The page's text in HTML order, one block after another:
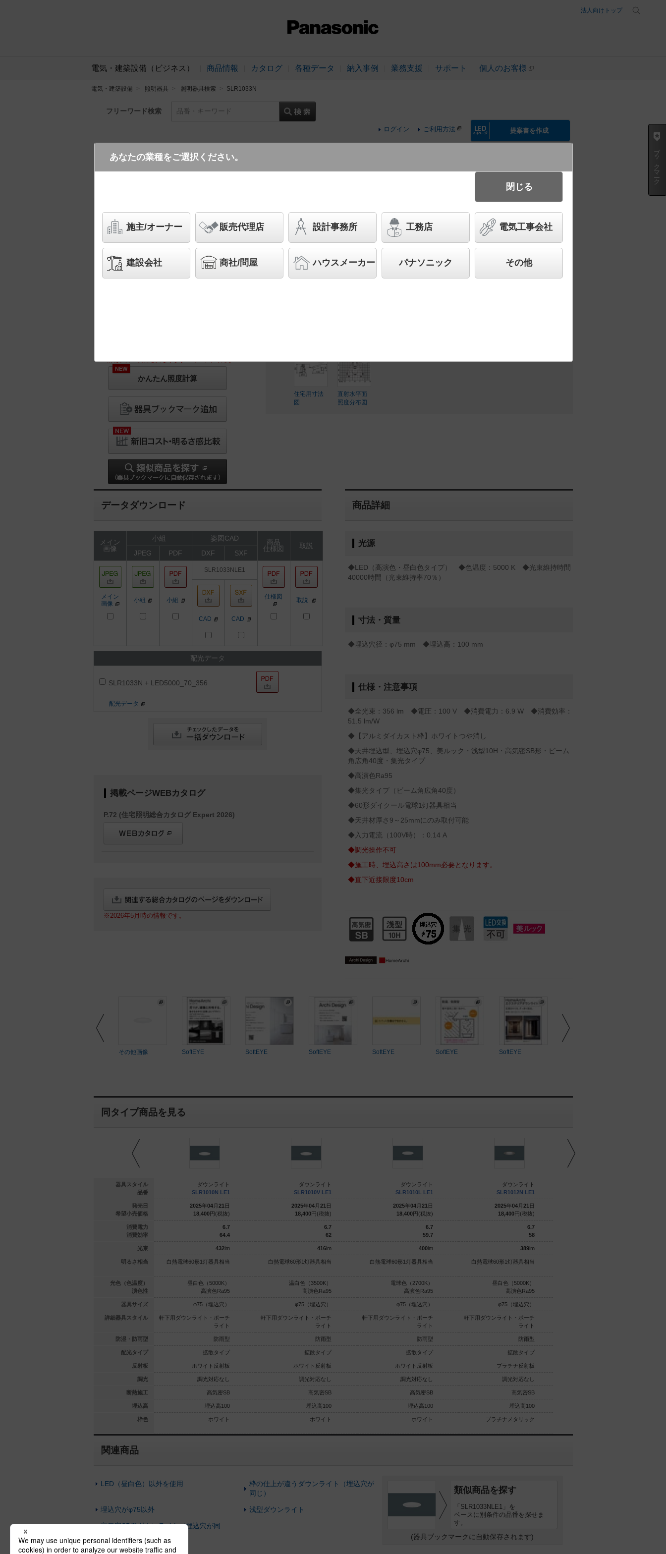
法人向けトップ
電気・建築設備（ビジネス） 商品情報 カタログ 各種データ 納入事例 業務支援 サポート 個人のお客様
電気・建築設備 照明器具 照明器具検索 SLR1033N
フリーワード検索 品番・キーワード
ログイン ご利用方法 提案書を作成
SLR1033N LE1
※画像は実際の商品と異なりますのでご了承ください
NEW
かんたん照度計算
天井埋込型 LED（昼白色） エクステリア ダウンライト・ソフトグレアレス
ダウンライト 美ルック・浅型10H・高気密SB形・ビーム角広角40度・集光タイ
プ 防雨型／埋込穴φ75 HomeArchi（ホームアーキ） 110Vダイクール電球
60形1灯器具相当
案する商品群です）
住宅用寸法
図
直射水平面
照度分布図
データダウンロード
メイン
画像
小組 姿図CAD
商品
仕様図
取説
JPEG
PDF DXF SXF
メイン
画像
小組 小組
SLR1033NLE1
仕様図 取説
CAD CAD
配光データ
SLR1033N + LED5000_70_356
配光データ
掲載ページWEBカタログ
P.72 (住宅照明総合カタログ Expert 2026)
※2026年5月時の情報です。
商品詳細
光源
◆LED（高演色・昼白色タイプ） ◆色温度：5000 K ◆光束維持時間
40000時間（光束維持率70％）
寸法・質量
◆埋込穴径：φ75 mm ◆埋込高：100 mm
仕様・注意事項
◆全光束：356 lm ◆電圧：100 V ◆消費電力：6.9 W ◆消費効率：
51.5 lm/W
◆【アルミダイカスト枠】ホワイトつや消し
◆天井埋込型、埋込穴φ75、美ルック・浅型10H・高気密SB形・ビーム
角広角40度・集光タイプ
◆高演色Ra95
◆集光タイプ（ビーム角広角40度）
◆60形ダイクール電球1灯器具相当
◆天井材厚さ9～25mmにのみ取付可能
◆入力電流（100V時）：0.14 A
◆調光操作不可
◆施工時、埋込高さは100mm必要となります。
◆直下近接限度10cm
その他画像 SoftEYE SoftEYE SoftEYE SoftEYE SoftEYE SoftEYE
同タイプ商品を見る
器具スタイル
品番
発売日
希望小売価格
消費電力
消費効率
光束
明るさ相当
光色（色温度）
演色性
器具サイズ
詳細器具スタイル
防湿・防雨型
配光タイプ
反射板
調光
断熱施工
埋込高
枠色
ダウンライト
円(税抜)
6.7
32.6
110Vダイクール電球60形1灯器
温白色（3500K）
φ75（埋込穴）
軒下用ダウンライト・ポーチ
防雨型
集光タイプ
高気密SB
ダウンライト
SLR1010N LE1
2025年04月 21 日
18,400円(税抜)
6.7
64.4
432lm
白熱電球60形1灯器具相当
昼白色（5000K）
高演色Ra95
φ75（埋込穴）
軒下用ダウンライト・ポーチ
ライト
防雨型
拡散タイプ
ホワイト反射板
調光対応なし
高気密SB
埋込高100
ホワイト
ダウンライト
SLR1010V LE1
2025年04月 21 日
18,400円(税抜)
6.7
62
416lm
白熱電球60形1灯器具相当
温白色（3500K）
高演色Ra95
φ75（埋込穴）
軒下用ダウンライト・ポーチ
ライト
防雨型
拡散タイプ
ホワイト反射板
調光対応なし
高気密SB
埋込高100
ホワイト
ダウンライト
SLR1010L LE1
2025年04月 21 日
18,400円(税抜)
6.7
59.7
400lm
白熱電球60形1灯器具相当
電球色（2700K）
高演色Ra95
φ75（埋込穴）
軒下用ダウンライト・ポーチ
ライト
防雨型
拡散タイプ
ホワイト反射板
調光対応なし
高気密SB
埋込高100
ホワイト
ダウンライト
SLR1012N LE1
2025年04月 21 日
18,400円(税抜)
6.7
58
389lm
白熱電球60形1灯器具相当
昼白色（5000K）
高演色Ra95
φ75（埋込穴）
軒下用ダウンライト・ポーチ
ライト
防雨型
拡散タイプ
プラチナ反射板
調光対応なし
高気密SB
埋込高100
プラチナメタリック
関連商品
LED（昼白色）以外を使用
枠の仕上が違うダウンライト（埋込穴が
同じ）
埋込穴がφ75以外 浅型ダウンライト
高気密SB形ダウンライト（埋込穴が同
類似商品を探す
「SLR1033NLE1」を
ベースに別条件の品番を探せま
す。
(器具ブックマークに自動保存されます)
ブックマーク
あなたの業種をご選択ください。
施主/オーナー 販売代理店 設計事務所 工務店 電気工事会社
建設会社 商社/問屋 ハウスメーカー パナソニック その他
閉じる